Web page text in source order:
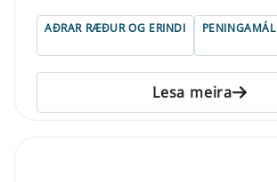
AÐRAR RÆÐUR OG ERINDI PENINGAMÁL
Lesa meira